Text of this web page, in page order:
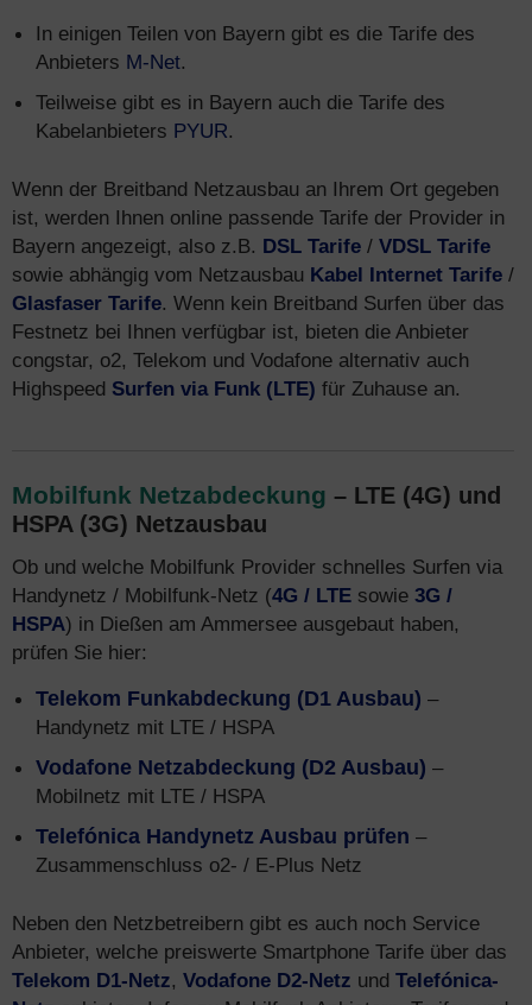
In einigen Teilen von Bayern gibt es die Tarife des
Anbieters M-Net.
Teilweise gibt es in Bayern auch die Tarife des
Kabelanbieters PYUR.
Wenn der Breitband Netzausbau an Ihrem Ort gegeben
ist, werden Ihnen online passende Tarife der Provider in
Bayern angezeigt, also z.B. DSL Tarife / VDSL Tarife
sowie abhängig vom Netzausbau Kabel Internet Tarife /
Glasfaser Tarife. Wenn kein Breitband Surfen über das
Festnetz bei Ihnen verfügbar ist, bieten die Anbieter
congstar, o2, Telekom und Vodafone alternativ auch
Highspeed Surfen via Funk (LTE) für Zuhause an.
Mobilfunk Netzabdeckung – LTE (4G) und
HSPA (3G) Netzausbau
Ob und welche Mobilfunk Provider schnelles Surfen via
Handynetz / Mobilfunk-Netz (4G / LTE sowie 3G /
HSPA) in Dießen am Ammersee ausgebaut haben,
prüfen Sie hier:
Telekom Funkabdeckung (D1 Ausbau) –
Handynetz mit LTE / HSPA
Vodafone Netzabdeckung (D2 Ausbau) –
Mobilnetz mit LTE / HSPA
Telefónica Handynetz Ausbau prüfen –
Zusammenschluss o2- / E-Plus Netz
Neben den Netzbetreibern gibt es auch noch Service
Anbieter, welche preiswerte Smartphone Tarife über das
Telekom D1-Netz, Vodafone D2-Netz und Telefónica-